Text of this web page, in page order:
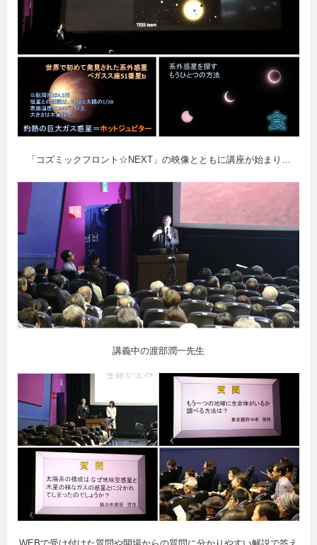
「コズミックフロント☆NEXT」の映像とともに講座が始まり…
講義中の渡部潤一先生